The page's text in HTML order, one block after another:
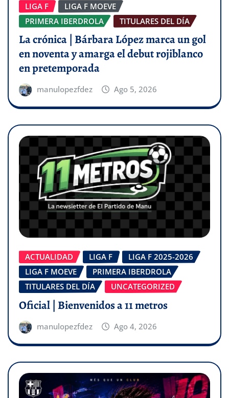
LIGA F
LIGA F MOEVE
PRIMERA IBERDROLA
TITULARES DEL DÍA
La crónica | Bárbara López marca un gol
en noventa y amarga el debut rojiblanco
en pretemporada
manulopezfdez Ago 5, 2026
ACTUALIDAD LIGA F
LIGA F 2025-2026
LIGA F MOEVE
PRIMERA IBERDROLA
TITULARES DEL DÍA
UNCATEGORIZED
Oficial | Bienvenidos a 11 metros
manulopezfdez Ago 4, 2026